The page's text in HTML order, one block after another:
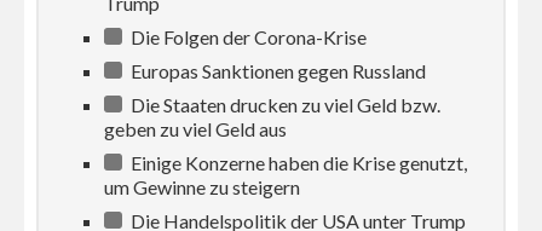
Die Folgen der Corona-Krise
Europas Sanktionen gegen Russland
Die Staaten drucken zu viel Geld bzw.
geben zu viel Geld aus
Einige Konzerne haben die Krise genutzt,
um Gewinne zu steigern
Die Handelspolitik der USA unter Trump